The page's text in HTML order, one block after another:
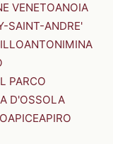
VENETOANOIA
SAINT-ANDRE'
ANTONIMINA
PARCO
D'OSSOLA
APICEAPIRO